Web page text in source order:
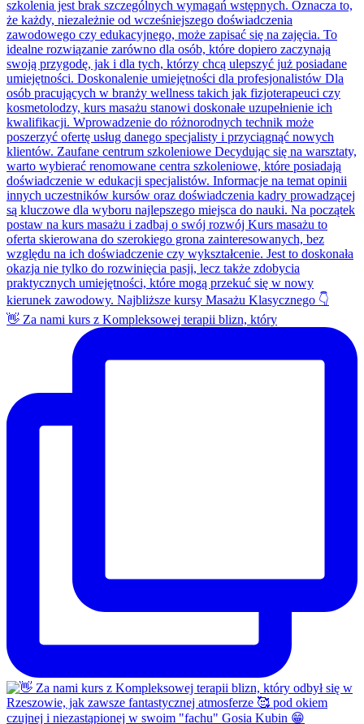
👋 Za nami kurs z Kompleksowej terapii blizn, który